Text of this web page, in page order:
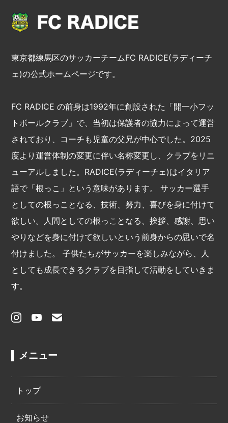
東京都練馬区のサッカーチームFC RADICE(ラディーチ
ェ)の公式ホームページです。
FC RADICE の前身は1992年に創設された「開一小フッ
トボールクラブ」で、当初は保護者の協力によって運営
されており、コーチも児童の父兄が中心でした。2025
度より運営体制の変更に伴い名称変更し、クラブをリニ
ューアルしました。RADICE(ラディーチェ)はイタリア
語で「根っこ」という意味があります。 サッカー選手
としての根っことなる、技術、努力、喜びを身に付けて
欲しい。人間としての根っことなる、挨拶、感謝、思い
やりなどを身に付けて欲しいという前身からの思いで名
付けました。 子供たちがサッカーを楽しみながら、人
としても成⾧できるクラブを目指して活動をしていきま
す。
メニュー
トップ
お知らせ